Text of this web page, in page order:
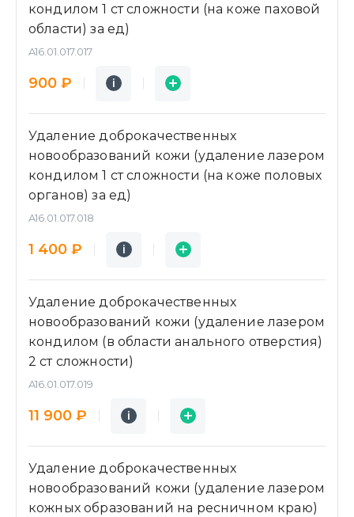
кондилом 1 ст сложности (на коже паховой
области) за ед)
A16.01.017.017
900 ₽ i
Подробнее
i
Заявка
Удаление доброкачественных
новообразований кожи (удаление лазером
кондилом 1 ст сложности (на коже половых
органов) за ед)
A16.01.017.018
1 400 ₽ i
Подробнее
i
Заявка
Удаление доброкачественных
новообразований кожи (удаление лазером
кондилом (в области анального отверстия)
2 ст сложности)
A16.01.017.019
11 900 ₽ i
Подробнее
i
Заявка
Удаление доброкачественных
новообразований кожи (удаление лазером
кожных образований на ресничном краю)